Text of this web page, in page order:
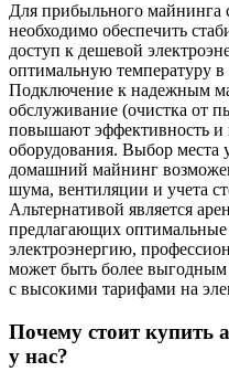
Для прибыльного майнинга
необходимо обеспечить
доступ к дешевой
оптимальную температуру
Подключение к надежным
обслуживание (очистка от
повышают эффективность и
оборудования. Выбор места
домашний майнинг
шума, вентиляции и учета
Альтернативой является
предлагающих
электроэнергию,
может быть более выгодным
с высокими тарифами на
Почему стоит купить
у нас?